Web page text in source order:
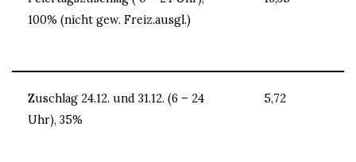
100% (nicht gew. Freiz.ausgl.)
Zuschlag 24.12. und 31.12. (6 – 24
Uhr), 35%
5,72